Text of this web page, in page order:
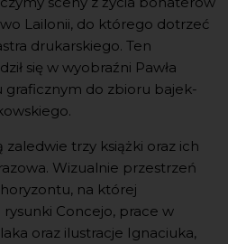
Lailonii, do którego dotrzeć
drukarskiego. Ten
się w wyobraźni Pawła
graficznym do zbioru bajek-
trzy książki oraz ich
Wizualnie przestrzeń
na której
Concejo, prace w
oraz ilustracje Ignaciuka,